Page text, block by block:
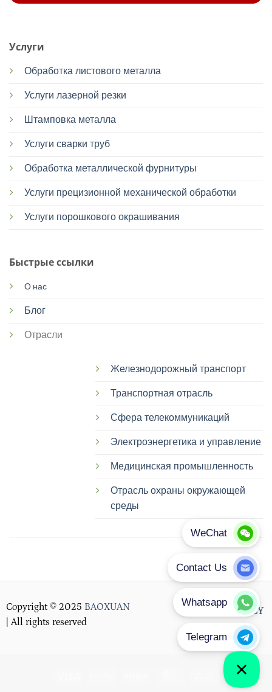
Услуги
Обработка листового металла
Услуги лазерной резки
Штамповка металла
Услуги сварки труб
Обработка металлической фурнитуры
Услуги прецизионной механической обработки
Услуги порошкового окрашивания
Быстрые ссылки
О нас
Блог
Отрасли
Железнодорожный транспорт
Транспортная отрасль
Сфера телекоммуникаций
Электроэнергетика и управление
Медицинская промышленность
Отрасль охраны окружающей
среды
Copyright © 2025 BAOXUAN
| All rights reserved
PRIVACY POLICY